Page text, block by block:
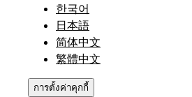
한국어
日本語
简体中文
繁體中文
การตั้งค่าคุกกี้